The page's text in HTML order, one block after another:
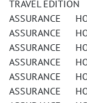
TRAVEL EDITION
ASSURANCE
ASSURANCE
ASSURANCE
ASSURANCE
ASSURANCE
ASSURANCE